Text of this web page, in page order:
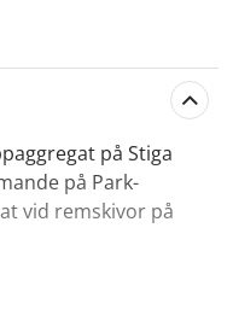
på Stiga
på Park-
vid remskivor på